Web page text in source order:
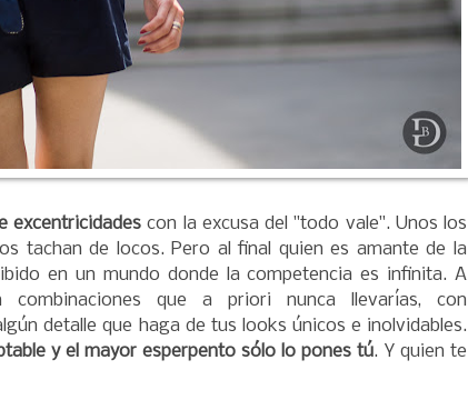
excentricidades con la excusa del "todo vale". Unos los
tachan de locos. Pero al final quien es amante de la
en un mundo donde la competencia es infinita. A
que a priori nunca llevarías, con
detalle que haga de tus looks únicos e inolvidables.
y el mayor esperpento sólo lo pones tú. Y quien te